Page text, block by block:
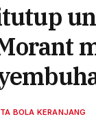
BOLA KERANJANG